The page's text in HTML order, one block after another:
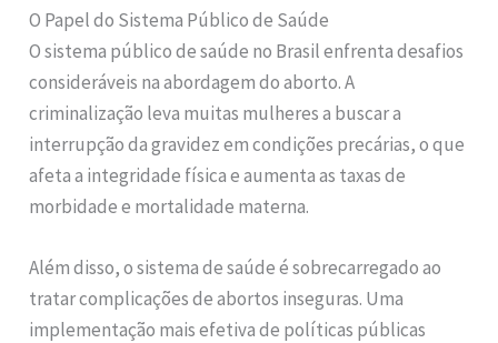
O Papel do Sistema Público de Saúde
O sistema público de saúde no Brasil enfrenta desafios
consideráveis na abordagem do aborto. A
criminalização leva muitas mulheres a buscar a
interrupção da gravidez em condições precárias, o que
afeta a integridade física e aumenta as taxas de
morbidade e mortalidade materna.
Além disso, o sistema de saúde é sobrecarregado ao
tratar complicações de abortos inseguras. Uma
implementação mais efetiva de políticas públicas